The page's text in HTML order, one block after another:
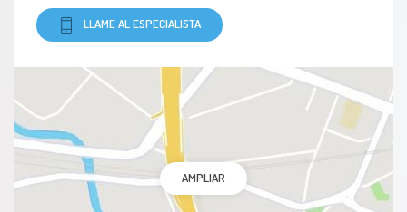
LLAME AL ESPECIALISTA
AMPLIAR